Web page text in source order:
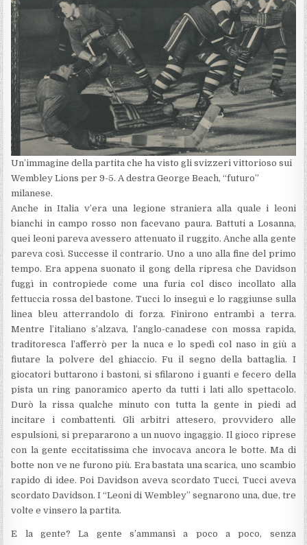
Un’immagine della partita che ha visto gli svizzeri vittorioso sui
Wembley Lions per 9-5. A destra George Beach, “futuro”
milanese.
Anche in Italia v’era una legione straniera alla quale i leoni
bianchi in campo rosso non facevano paura. Battuti a Losanna,
quei leoni pareva avessero attenuato il ruggito. Anche alla gente
pareva così. Successe il contrario. Uno a uno alla fine del primo
tempo. Era appena suonato il gong della ripresa che Davidson
fuggì in contropiede come una furia col disco incollato alla
fettuccia rossa del bastone. Tucci lo inseguì e lo raggiunse sulla
linea bleu atterrandolo di forza. Finirono entrambi a terra.
Mentre l’italiano s’alzava, l’anglo-canadese con mossa rapida,
traditoresca l’afferrò per la nuca e lo spedì col naso in giù a
fiutare la polvere del ghiaccio. Fu il segno della battaglia. I
giocatori buttarono i bastoni, si sfilarono i guanti e fecero della
pista un ring panoramico aperto da tutti i lati allo spettacolo.
Durò la rissa qualche minuto con tutta la gente in piedi ad
incitare i combattenti. Gli arbitri attesero, provvidero alle
espulsioni, si prepararono a un nuovo ingaggio. Il gioco riprese
con la gente eccitatissima che invocava ancora le botte. Ma di
botte non ve ne furono più. Era bastata una scarica, uno scambio
rapido di idee. Poi Davidson aveva scordato Tucci, Tucci aveva
scordato Davidson. I “Leoni di Wembley” segnarono una, due, tre
volte e vinsero la partita.
E la gente? La gente s’ammansì a poco a poco, senza